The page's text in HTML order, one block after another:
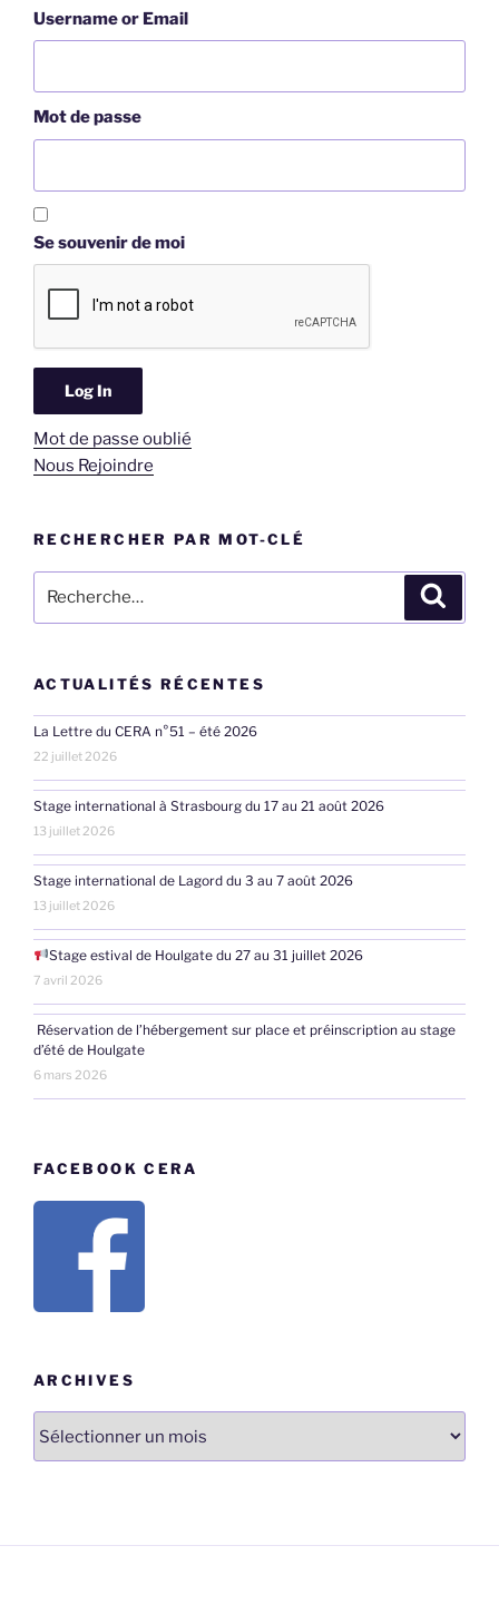
Username or Email
Mot de passe
Se souvenir de moi
Mot de passe oublié
Nous Rejoindre
RECHERCHER PAR MOT-CLÉ
pour
ACTUALITÉS RÉCENTES
La Lettre du CERA n°51 – été 2026
22 juillet 2026
Stage international à Strasbourg du 17 au 21 août 2026
13 juillet 2026
Stage international de Lagord du 3 au 7 août 2026
13 juillet 2026
Stage estival de Houlgate du 27 au 31 juillet 2026
7 avril 2026
Réservation de l’hébergement sur place et préinscription au stage
d’été de Houlgate
6 mars 2026
FACEBOOK CERA
ARCHIVES